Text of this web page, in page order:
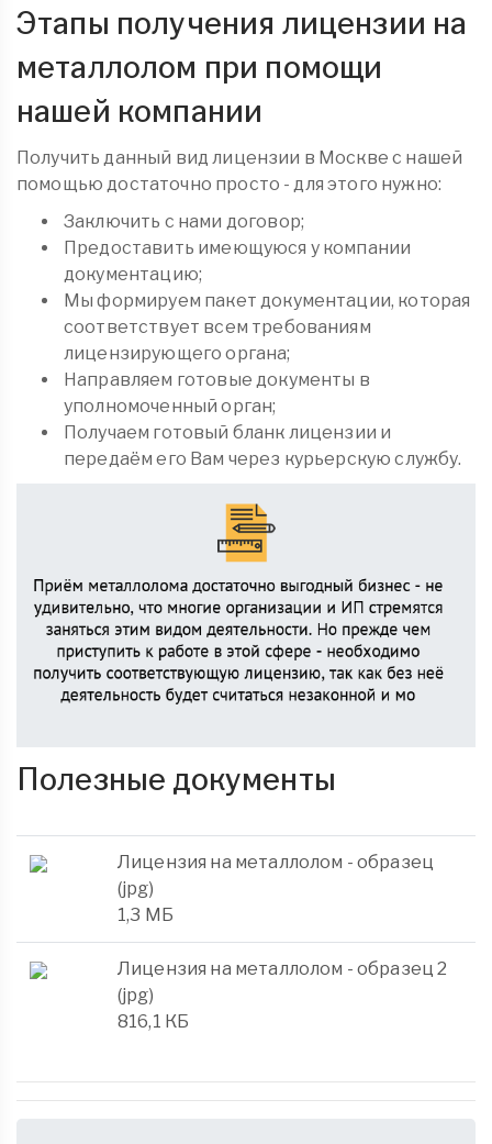
Этапы получения лицензии на
металлолом при помощи
нашей компании
Получить данный вид лицензии в Москве с нашей
помощью достаточно просто - для этого нужно:
Заключить с нами договор;
Предоставить имеющуюся у компании
документацию;
Мы формируем пакет документации, которая
соответствует всем требованиям
лицензирующего органа;
Направляем готовые документы в
уполномоченный орган;
Получаем готовый бланк лицензии и
передаём его Вам через курьерскую службу.
Полезные документы
Лицензия на металлолом - образец
(jpg)
1,3 МБ
Лицензия на металлолом - образец 2
(jpg)
816,1 КБ